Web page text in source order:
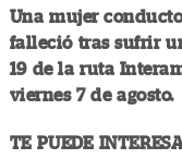
Una mujer
falleció tras sufrir
19 de la ruta
viernes 7 de agosto.
TE PUEDE